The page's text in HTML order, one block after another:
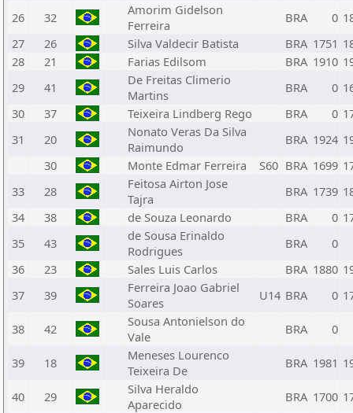
26 32
Amorim Gidelson
Ferreira
BRA 0
27
26 Silva Valdecir Batista BRA 1751
28
21 Farias Edilsom BRA 1910
29
41
De Freitas Climerio
Martins
BRA 0
30
37 Teixeira Lindberg Rego BRA 0
31
20
Nonato Veras Da Silva
Raimundo
BRA 1924
30
Monte Edmar Ferreira S60 BRA 1699
33
28
Feitosa Airton Jose
Tajra
BRA 1739
34
38 de Souza Leonardo BRA 0
35
43
de Sousa Erinaldo
Rodrigues
BRA
0
36
23 Sales Luis Carlos BRA 1880
37
39
Ferreira Joao Gabriel
Soares
U14 BRA 0
38 42
Sousa Antonielson do
Vale
BRA 0
39 18
Meneses Lourenco
Teixeira De
BRA 1981
40 29
Silva Heraldo
Aparecido
BRA 1700